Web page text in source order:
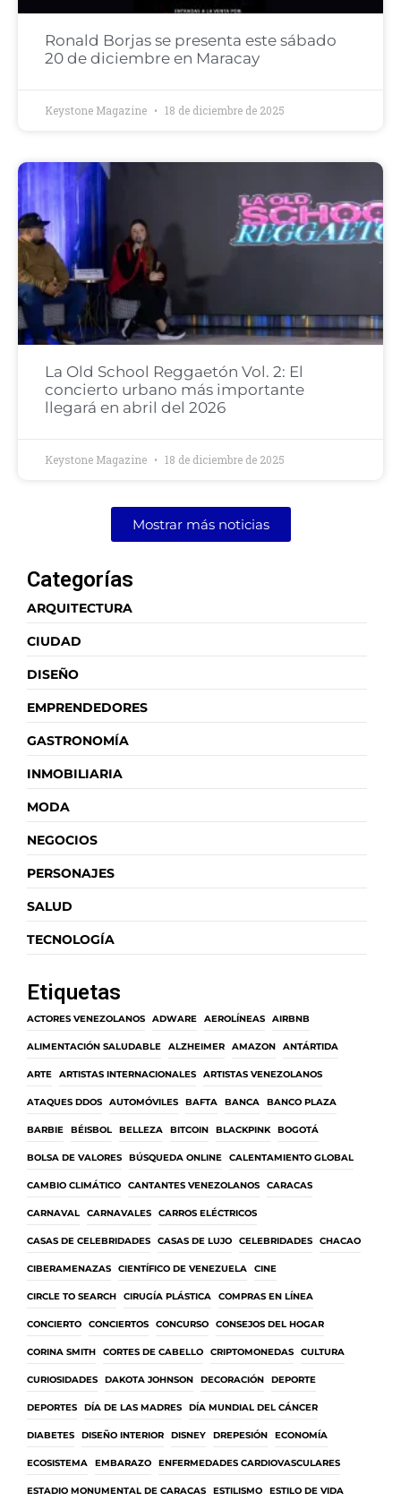
Ronald Borjas se presenta este sábado
20 de diciembre en Maracay
Keystone Magazine 18 de diciembre de 2025
La Old School Reggaetón Vol. 2: El
concierto urbano más importante
llegará en abril del 2026
Keystone Magazine 18 de diciembre de 2025
Mostrar más noticias
Categorías
ARQUITECTURA
CIUDAD
DISEÑO
EMPRENDEDORES
GASTRONOMÍA
INMOBILIARIA
MODA
NEGOCIOS
PERSONAJES
SALUD
TECNOLOGÍA
Etiquetas
ACTORES VENEZOLANOS ADWARE AEROLÍNEAS AIRBNB
ALIMENTACIÓN SALUDABLE ALZHEIMER AMAZON ANTÁRTIDA
ARTE ARTISTAS INTERNACIONALES ARTISTAS VENEZOLANOS
ATAQUES DDOS AUTOMÓVILES BAFTA BANCA BANCO PLAZA
BARBIE BÉISBOL BELLEZA BITCOIN BLACKPINK BOGOTÁ
BOLSA DE VALORES BÚSQUEDA ONLINE CALENTAMIENTO GLOBAL
CAMBIO CLIMÁTICO CANTANTES VENEZOLANOS CARACAS
CARNAVAL CARNAVALES CARROS ELÉCTRICOS
CASAS DE CELEBRIDADES CASAS DE LUJO CELEBRIDADES CHACAO
CIBERAMENAZAS CIENTÍFICO DE VENEZUELA CINE
CIRCLE TO SEARCH CIRUGÍA PLÁSTICA COMPRAS EN LÍNEA
CONCIERTO CONCIERTOS CONCURSO CONSEJOS DEL HOGAR
CORINA SMITH CORTES DE CABELLO CRIPTOMONEDAS CULTURA
CURIOSIDADES DAKOTA JOHNSON DECORACIÓN DEPORTE
DEPORTES DÍA DE LAS MADRES DÍA MUNDIAL DEL CÁNCER
DIABETES DISEÑO INTERIOR DISNEY DREPESIÓN ECONOMÍA
ECOSISTEMA EMBARAZO ENFERMEDADES CARDIOVASCULARES
ESTADIO MONUMENTAL DE CARACAS ESTILISMO ESTILO DE VIDA